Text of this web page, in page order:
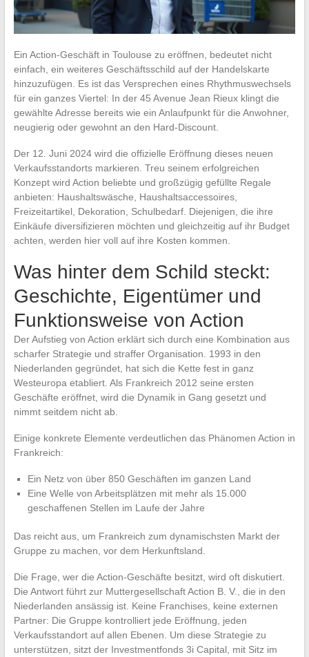
Ein Action-Geschäft in Toulouse zu eröffnen, bedeutet nicht
einfach, ein weiteres Geschäftsschild auf der Handelskarte
hinzuzufügen. Es ist das Versprechen eines Rhythmuswechsels
für ein ganzes Viertel: In der 45 Avenue Jean Rieux klingt die
gewählte Adresse bereits wie ein Anlaufpunkt für die Anwohner,
neugierig oder gewohnt an den Hard-Discount.
Der 12. Juni 2024 wird die offizielle Eröffnung dieses neuen
Verkaufsstandorts markieren. Treu seinem erfolgreichen
Konzept wird Action beliebte und großzügig gefüllte Regale
anbieten: Haushaltswäsche, Haushaltsaccessoires,
Freizeitartikel, Dekoration, Schulbedarf. Diejenigen, die ihre
Einkäufe diversifizieren möchten und gleichzeitig auf ihr Budget
achten, werden hier voll auf ihre Kosten kommen.
Was hinter dem Schild steckt:
Geschichte, Eigentümer und
Funktionsweise von Action
Der Aufstieg von Action erklärt sich durch eine Kombination aus
scharfer Strategie und straffer Organisation. 1993 in den
Niederlanden gegründet, hat sich die Kette fest in ganz
Westeuropa etabliert. Als Frankreich 2012 seine ersten
Geschäfte eröffnet, wird die Dynamik in Gang gesetzt und
nimmt seitdem nicht ab.
Einige konkrete Elemente verdeutlichen das Phänomen Action in
Frankreich:
Ein Netz von über 850 Geschäften im ganzen Land
Eine Welle von Arbeitsplätzen mit mehr als 15.000
geschaffenen Stellen im Laufe der Jahre
Das reicht aus, um Frankreich zum dynamischsten Markt der
Gruppe zu machen, vor dem Herkunftsland.
Die Frage, wer die Action-Geschäfte besitzt, wird oft diskutiert.
Die Antwort führt zur Muttergesellschaft Action B. V., die in den
Niederlanden ansässig ist. Keine Franchises, keine externen
Partner: Die Gruppe kontrolliert jede Eröffnung, jeden
Verkaufsstandort auf allen Ebenen. Um diese Strategie zu
unterstützen, sitzt der Investmentfonds 3i Capital, mit Sitz im